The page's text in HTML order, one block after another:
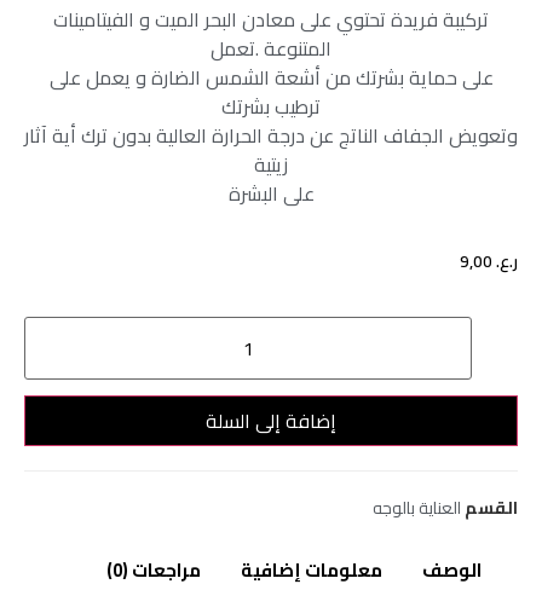
تركيبة فريدة تحتوي على معادن البحر الميت و الفيتامينات
المتنوعة .تعمل
على حماية بشرتك من أشعة الشمس الضارة و يعمل على
ترطيب بشرتك
وتعويض الجفاف الناتج عن درجة الحرارة العالية بدون ترك أية آثار
زيتية
على البشرة
ر.ع.
إضافة إلى السلة
القسمالعناية بالوجه
الوصف معلومات إضافية مراجعات (0)